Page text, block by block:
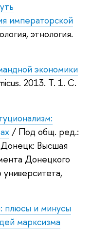
императорской
этнология.
экономики
2013. Т. 1. С.
/ Под общ. ред.:
Донецк: Высшая
Донецкого
университета,
плюсы и минусы
марксизма